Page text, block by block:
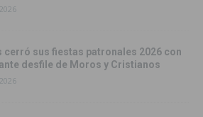
cerró sus fiestas patronales 2026 con
desfile de Moros y Cristianos